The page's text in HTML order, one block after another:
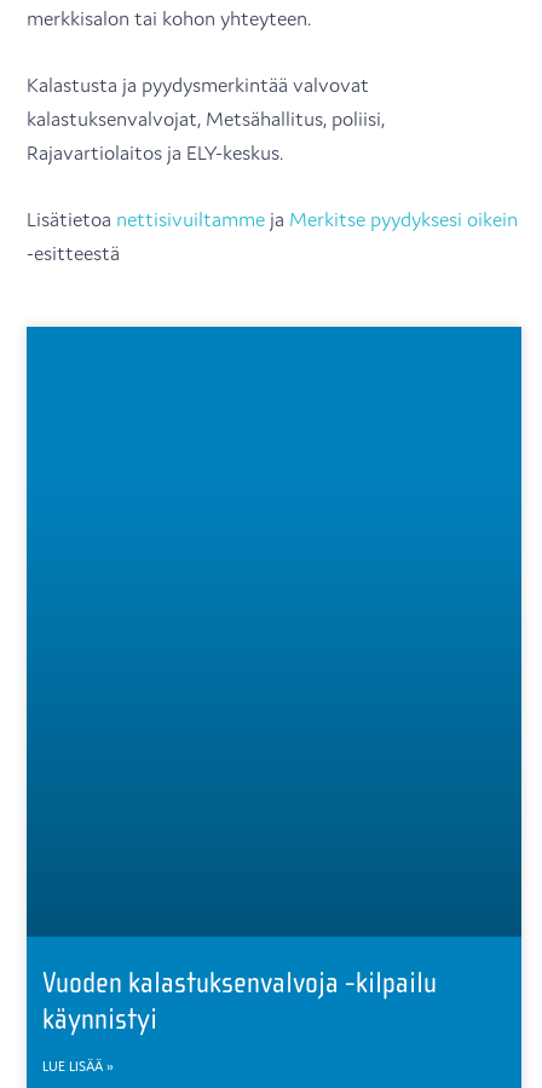
merkkisalon tai kohon yhteyteen.
Kalastusta ja pyydysmerkintää valvovat
kalastuksenvalvojat, Metsähallitus, poliisi,
Rajavartiolaitos ja ELY-keskus.
Lisätietoa nettisivuiltamme ja Merkitse pyydyksesi oikein
-esitteestä
Vuoden kalastuksenvalvoja -kilpailu
käynnistyi
LUE LISÄÄ »